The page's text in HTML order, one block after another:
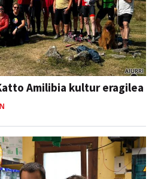
Amilibia kultur eragilea